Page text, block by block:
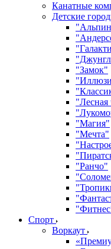
Канатные
Детские
"Замок"
"Лесная
"Магия"
"Мечта"
"Ранчо"
Спорт
Воркаут